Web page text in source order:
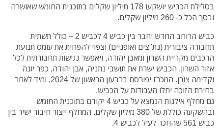
בסלילת הכביש יושקעו 178 מיליון שקלים בתוכנית החומש שאושרה
ובסך הכל כ- 260 מיליון שקלים.
כביש הרוחב החדש יחבר בין כביש 4 לכביש 2 – כולל תשתית
תחבורה ציבורית (נת"צים ואופניים) וצפוי להפחית את עומס תנועת
הרכבים מקריית השרון ומאבן יהודה, ויאפשר נגישות תחבורתית לכל
אזור השרון. הכביש ישרת את תושבי נתניה, אבן יהודה, כפר יונה
וקדימה צורן. המכרז יפורסם ברבעון הראשון של 2024, ומיד לאחר
בחירת הזוכה יחלו העבודות על הכביש.
גם מחלף אילנות הנמצא על כביש 4 יקודם בתוכנית החומש
ובהשקעה כוללת של 380 מיליון שקלים. המחלף ייצור חיבור ישיר בין
כביש 561 שהוזכר לעיל לכביש 4.